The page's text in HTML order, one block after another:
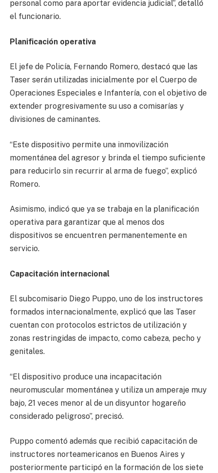
personal como para aportar evidencia judicial”, detalló
el funcionario.
Planificación operativa
El jefe de Policía, Fernando Romero, destacó que las
Taser serán utilizadas inicialmente por el Cuerpo de
Operaciones Especiales e Infantería, con el objetivo de
extender progresivamente su uso a comisarías y
divisiones de caminantes.
“Este dispositivo permite una inmovilización
momentánea del agresor y brinda el tiempo suficiente
para reducirlo sin recurrir al arma de fuego”, explicó
Romero.
Asimismo, indicó que ya se trabaja en la planificación
operativa para garantizar que al menos dos
dispositivos se encuentren permanentemente en
servicio.
Capacitación internacional
El subcomisario Diego Puppo, uno de los instructores
formados internacionalmente, explicó que las Taser
cuentan con protocolos estrictos de utilización y
zonas restringidas de impacto, como cabeza, pecho y
genitales.
“El dispositivo produce una incapacitación
neuromuscular momentánea y utiliza un amperaje muy
bajo, 21 veces menor al de un disyuntor hogareño
considerado peligroso”, precisó.
Puppo comentó además que recibió capacitación de
instructores norteamericanos en Buenos Aires y
posteriormente participó en la formación de los siete